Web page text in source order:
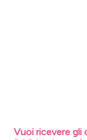
Vuoi ricevere gli